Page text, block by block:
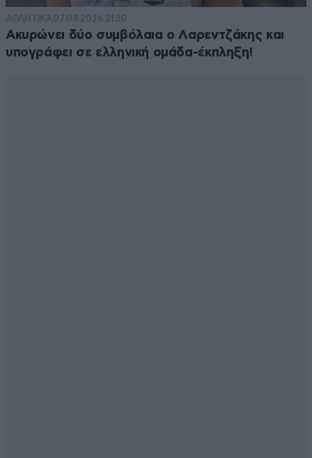
ΑΘΛΗΤΙΚΑ07·08·2026 21:30
Ακυρώνει δύο συμβόλαια ο Λαρεντζάκης και
υπογράφει σε ελληνική ομάδα-έκπληξη!